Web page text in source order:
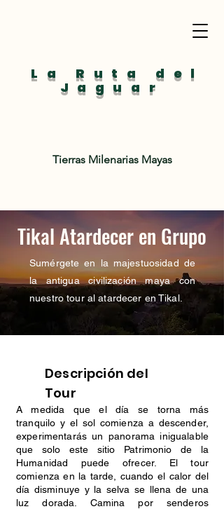
La Ruta del
Jaguar
Tierras Milenarias Mayas
Tikal Atardecer en Grupo
Sumérgete en la majestuosidad de
la antigua civilización maya con
nuestro tour al atardecer en Tikal.
Descripción del
Tour
A medida que el día se torna más
tranquilo y el sol comienza a descender,
experimentarás un panorama inigualable
que solo este sitio Patrimonio de la
Humanidad puede ofrecer. El tour
comienza en la tarde, cuando el calor del
día disminuye y la selva se llena de una
luz dorada. Camina por senderos